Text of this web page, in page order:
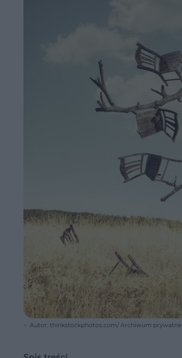
Autor: thinkstockphotos.com/ Archiwum prywatne